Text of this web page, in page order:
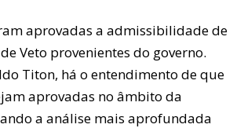
aprovadas a admissibilidade de
Veto provenientes do governo.
Titon, há o entendimento de que
aprovadas no âmbito da
a análise mais aprofundada